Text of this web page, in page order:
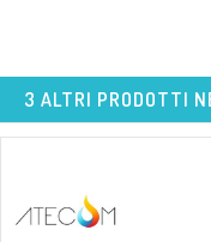
3 ALTRI PRODOTTI